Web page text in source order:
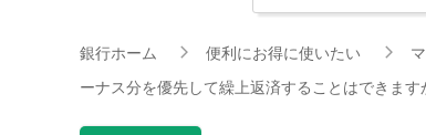
銀行ホーム 便利にお得に使いたい
ーナス分を優先して繰上返済することはできます